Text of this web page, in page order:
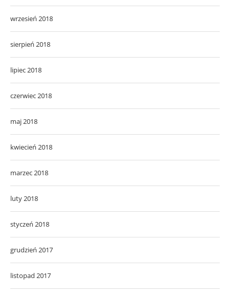
wrzesień 2018
sierpień 2018
lipiec 2018
czerwiec 2018
maj 2018
kwiecień 2018
marzec 2018
luty 2018
styczeń 2018
grudzień 2017
listopad 2017